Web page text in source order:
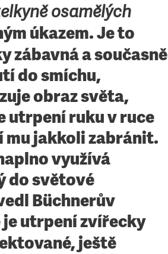
osamělých
úkazem. Je to
zábavná a současně
do smíchu,
obraz světa,
utrpení ruku v ruce
mu jakkoli zabránit.
využívá
do světové
Büchnerův
je utrpení zvířecky
ještě